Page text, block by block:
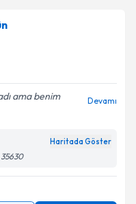
ama benim
Devamı
Haritada Göster